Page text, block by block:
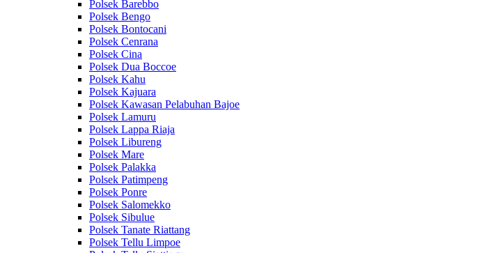
Polsek Barebbo
Polsek Bengo
Polsek Bontocani
Polsek Cenrana
Polsek Cina
Polsek Dua Boccoe
Polsek Kahu
Polsek Kajuara
Polsek Kawasan Pelabuhan Bajoe
Polsek Lamuru
Polsek Lappa Riaja
Polsek Libureng
Polsek Mare
Polsek Palakka
Polsek Patimpeng
Polsek Ponre
Polsek Salomekko
Polsek Sibulue
Polsek Tanate Riattang
Polsek Tellu Limpoe